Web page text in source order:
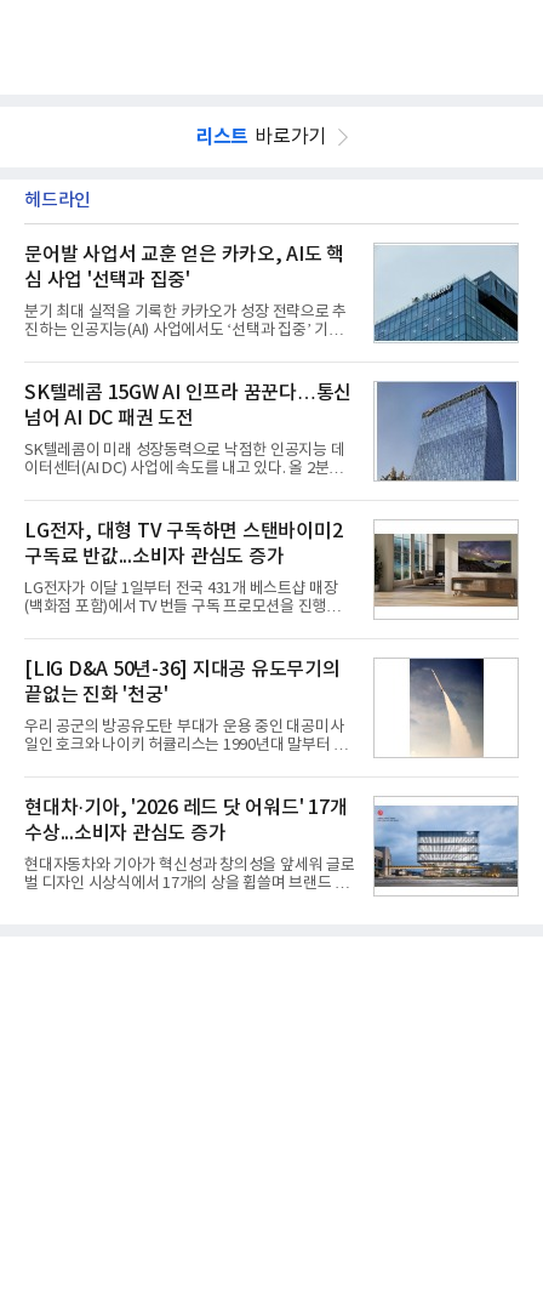
리스트 바로가기
헤드라인
문어발 사업서 교훈 얻은 카카오, AI도 핵
심 사업 '선택과 집중'
분기 최대 실적을 기록한 카카오가 성장 전략으로 추
진하는 인공지능(AI) 사업에서도 ‘선택과 집중’ 기조
라 투자에 나서는 것과 달리, 카카오는 ‘카카오톡’이
라는 플랫폼 경쟁력을 활용한 AI 에이전트 서비스에
집중하는 전략이다. 과거 무리한 사업 확장 과정에서
겪었던 시행착오를 되풀이하지 않고 핵심 역량에 집
중하겠다는 취지로 풀이된다.7일 업계에 따르면 카카
오는 올해 2분기 연결 기준 매출 2조985억원, 영업이
익 2770억원을 기록했다. 전년 동기 대비 매출과 영업
은 4884억
SK텔레콤 15GW AI 인프라 꿈꾼다…통신
넘어 AI DC 패권 도전
SK텔레콤이 미래 성장동력으로 낙점한 인공지능 데
이터센터(AI DC) 사업에 속도를 내고 있다. 올 2분기
는 2035년까지 총 15GW(기가와트) 규모의 AI DC를
구축하겠다는 대형 청사진을 제시하면서다. 이에 따
라 경쟁 구도 역시 이동통신사인 KT, LG유플러스를
넘어 네이버, 삼성SDS 등 IT 인프라 기업으로 확장되
고 있다.7일 SK텔레콤에 따르면 회사는 올해 2분기
연결 기준 매출 4조 3591억원, 영업이익 5660억원을
기록했다. 매출은 전년 동기 대비 0.5%, 영업이익은
따른 기저효과가 실
LG전자, 대형 TV 구독하면 스탠바이미2
구독료 반값...소비자 관심도 증가
LG전자가 이달 1일부터 전국 431개 베스트샵 매장
(백화점 포함)에서 TV 번들 구독 프로모션을 진행하고
인해주는 프로모션이다.대상 제품은 65·77·83형 올
레드, 75·86·100형 마이크로 RGB, 75·86형 미니
RGB 등 거실용 TV로 인기가 높은 베스트셀러 TV 20
개 모델이며, 동시 구독 계약 시 스탠바이미2(모델명
27LX6TPGA) 구독료를 50% 할인 받을 수 있다. 프로
모션 대상 모델과 혜택, 구독료 등 프로모션 세부 사항
은 베스트샵 판매 매니저에게 문의하면 자세히 안내
등으로 이전
[LIG D&A 50년-36] 지대공 유도무기의
끝없는 진화 '천궁'
우리 공군의 방공유도탄 부대가 운용 중인 대공미사
일인 호크와 나이키 허큘리스는 1990년대 말부터 성
기존 미사일체계를 대체할 중고도 및 중거리 대공미
사일을 개발하기로 결정했다.처음 KM-SAM 사업으로
불린 이 사업의 명칭은 호크(Iron Hawk, 철매)를 대체
한다는 의미에서 ‘철매Ⅱ’ 로 정해졌다. 철매Ⅱ 개발
사업은 미사일체계 완성 후인 2011년 ‘천궁(天弓)’으
로 다시 장비명이 바뀌었다. 17개 업체와 관련 기관이
참여한 가운데 LIG 넥스원은 탐색 개발에서 체계개발
현대차·기아, '2026 레드 닷 어워드' 17개
수상...소비자 관심도 증가
현대자동차와 기아가 혁신성과 창의성을 앞세워 글로
벌 디자인 시상식에서 17개의 상을 휩쓸며 브랜드 경